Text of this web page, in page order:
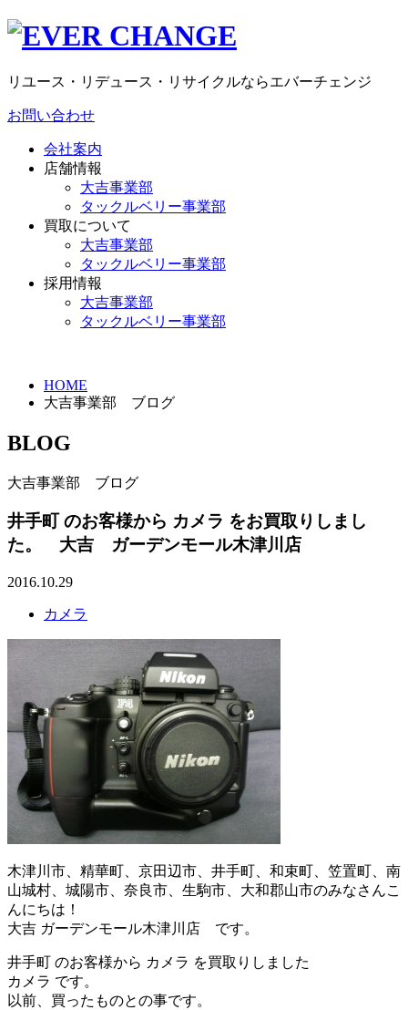
リユース・リデュース・リサイクルならエバーチェンジ
お問い合わせ
会社案内
店舗情報
大吉事業部
タックルベリー事業部
買取について
大吉事業部
タックルベリー事業部
採用情報
大吉事業部
タックルベリー事業部
HOME
大吉事業部 ブログ
BLOG
大吉事業部 ブログ
井手町 のお客様から カメラ をお買取りしまし
た。 大吉 ガーデンモール木津川店
2016.10.29
カメラ
木津川市、精華町、京田辺市、井手町、和束町、笠置町、南
山城村、城陽市、奈良市、生駒市、大和郡山市のみなさんこ
んにちは！
大吉 ガーデンモール木津川店 です。
井手町 のお客様から カメラ を買取りしました
カメラ です。
以前、買ったものとの事です。